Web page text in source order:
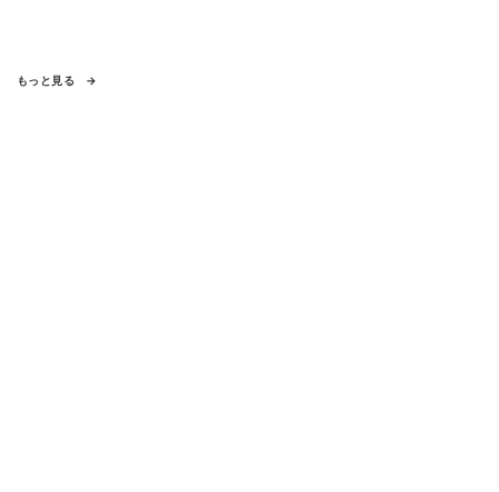
もっと見る